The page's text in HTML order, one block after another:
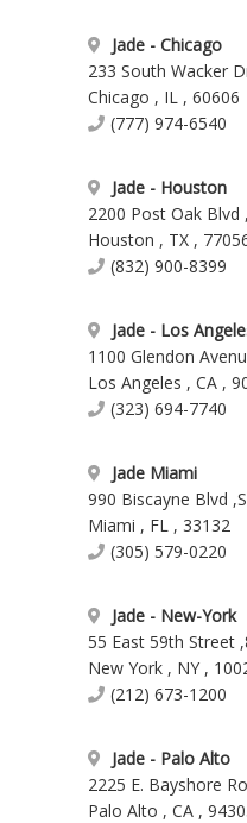
Jade - Chicago
233 South Wacker
Chicago , IL , 60606
(777) 974-6540
Jade - Houston
2200 Post Oak Blvd ,
Houston , TX ,
(832) 900-8399
Jade - Los
1100 Glendon
Los Angeles , CA ,
(323) 694-7740
Jade Miami
990 Biscayne Blvd ,
Miami , FL , 33132
(305) 579-0220
Jade - New-York
55 East 59th Street ,
New York , NY ,
(212) 673-1200
Jade - Palo Alto
2225 E. Bayshore
Palo Alto , CA ,